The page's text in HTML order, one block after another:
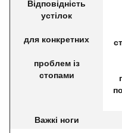
Відповідність
устілок
для конкретних
проблем із
стопами
Важкі ноги